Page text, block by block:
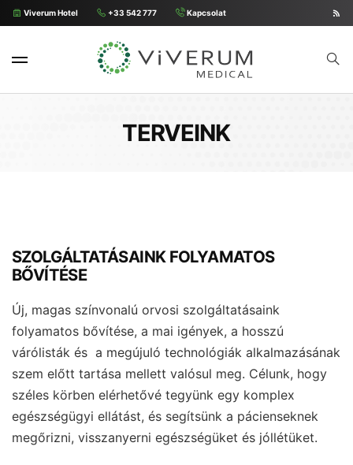
Viverum Hotel +33 542 777 Kapcsolat
TERVEINK
SZOLGÁLTATÁSAINK FOLYAMATOS
BŐVÍTÉSE
Új, magas színvonalú orvosi szolgáltatásaink
folyamatos bővítése, a mai igények, a hosszú
várólisták és a megújuló technológiák alkalmazásának
szem előtt tartása mellett valósul meg. Célunk, hogy
széles körben elérhetővé tegyünk egy komplex
egészségügyi ellátást, és segítsünk a pácienseknek
megőrizni, visszanyerni egészségüket és jóllétüket.